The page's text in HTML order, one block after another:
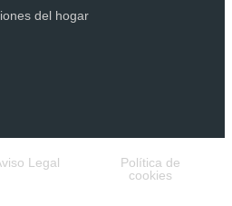
del hogar
Legal
Política de
cookies